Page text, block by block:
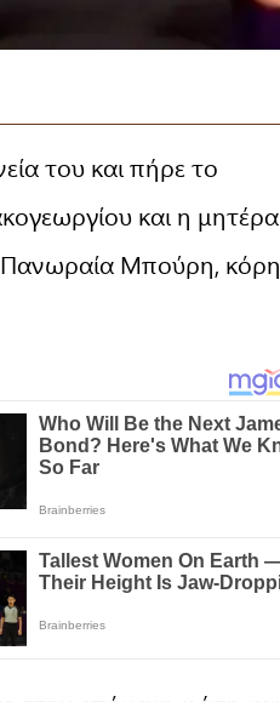
του και πήρε το
και η μητέρα
Πανωραία Μπούρη, κόρη